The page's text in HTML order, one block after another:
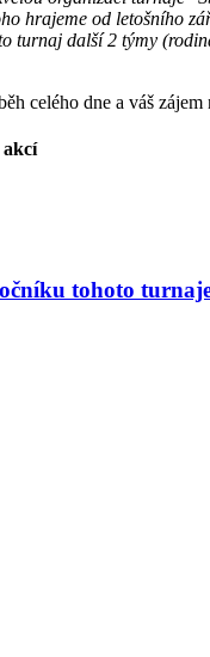
hrajeme od letošního
turnaj další 2 týmy
celého dne a váš
akcí
tohoto